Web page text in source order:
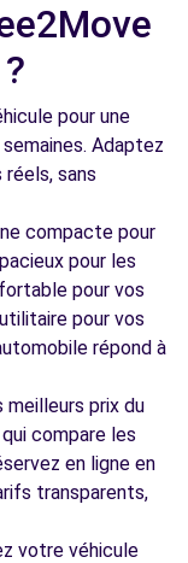
-
13.6
pour une
Adaptez
sans
compacte pour
pour les
pour vos
pour vos
répond à
prix du
compare les
en ligne en
transparents,
votre véhicule